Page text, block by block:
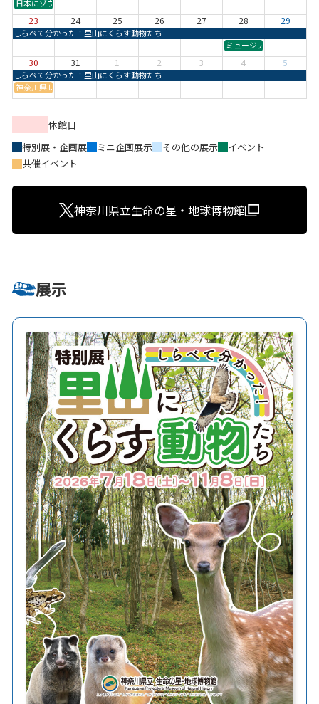
日本にゾウがいたころを知ろう
23
しらべて分かった！里山にくらす動物たち
24 25 26 27 28
ミュージアム・リレー
29
30
しらべて分かった！里山にくらす動物たち
神奈川県レッドリスト2026（昆虫）が語るもの―20年ぶりの改訂が浮き彫りにした
31 1 2 3 4 5
休館日
特別展・企画展
ミニ企画展示 その他の展示
イベント
共催イベント
神奈川県立生命の星・地球博物館
展示